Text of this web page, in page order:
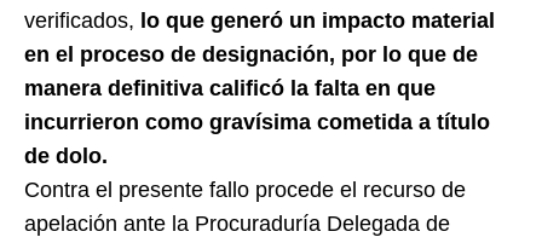
verificados, lo que generó un impacto material
en el proceso de designación, por lo que de
manera definitiva calificó la falta en que
incurrieron como gravísima cometida a título
de dolo.
Contra el presente fallo procede el recurso de
apelación ante la Procuraduría Delegada de